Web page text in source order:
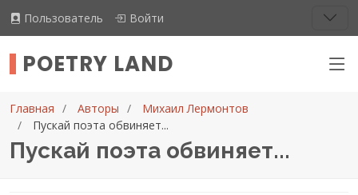
Пользователь Войти
POETRY LAND
Главная Авторы
Михаил Лермонтов
Пускай поэта обвиняет...
Пускай поэта обвиняет...